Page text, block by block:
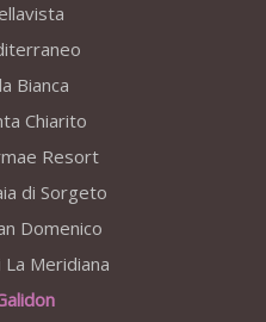
Bianca
Chiarito
Resort
di Sorgeto
Domenico
Meridiana